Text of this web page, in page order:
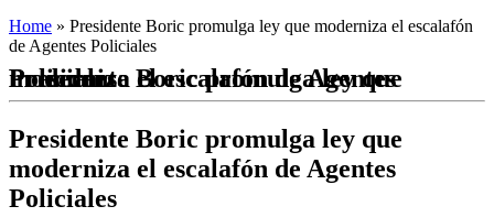
Home » Presidente Boric promulga ley que moderniza el escalafón
de Agentes Policiales
Presidente Boric promulga ley que moderniza el escalafón de Agentes Policiales
Presidente Boric promulga ley que
moderniza el escalafón de Agentes
Policiales